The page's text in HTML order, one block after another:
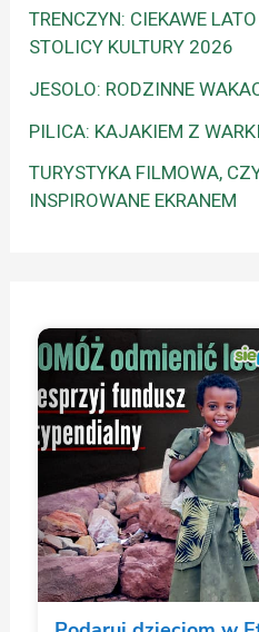
TRENCZYN: CIEKAWE
STOLICY KULTURY 2026
JESOLO: RODZINNE
PILICA: KAJAKIEM Z WARKI
TURYSTYKA FILMOWA,
INSPIROWANE EKRANEM